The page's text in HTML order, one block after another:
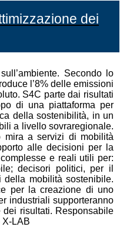
dei
Secondo lo
l’8% delle emissioni
S4C parte dai risultati
di una piattaforma per
della sostenibilità, in un
a livello sovraregionale.
mira a servizi di mobilità
alle decisioni per la
e reali utili per:
decisori politici, per il
mobilità sostenibile.
per la creazione di uno
industriali supporteranno
risultati. Responsabile
X-LAB